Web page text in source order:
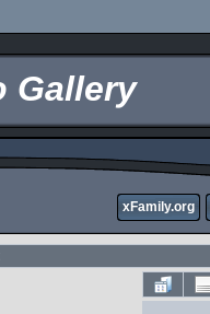
Gallery
xFamily.org